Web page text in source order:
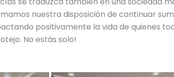
nuestra disposición de continuar
positivamente la vida de quienes
No estás solo!